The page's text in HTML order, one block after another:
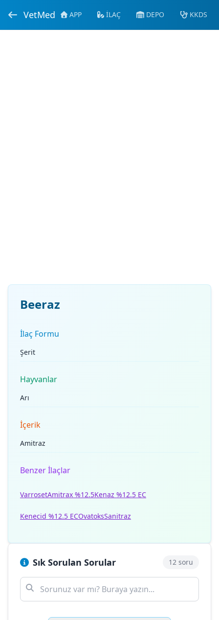
VetMed APP İLAÇ DEPO KKDS
Beeraz
İlaç Formu
Şerit
Hayvanlar
Arı
İçerik
Amitraz
Benzer İlaçlar
VarrosetAmitrax %12.5Kenaz %12.5 EC
Kenecid %12.5 ECOvatoksSanitraz
Sık Sorulan Sorular 12 soru